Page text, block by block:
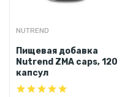
NUTREND
Пищевая добавка
Nutrend ZMA caps, 120
капсул